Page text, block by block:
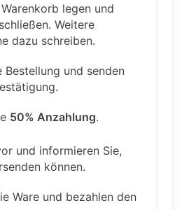
legen und
Weitere
dazu schreiben.
Bestellung und senden
50% Anzahlung.
und informieren Sie,
können.
Ware und bezahlen den